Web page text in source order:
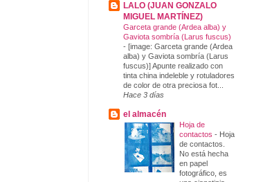
LALO (JUAN GONZALO
MIGUEL MARTÍNEZ)
Garceta grande (Ardea alba) y
Gaviota sombría (Larus fuscus)
- [image: Garceta grande (Ardea
alba) y Gaviota sombría (Larus
fuscus)] Apunte realizado con
tinta china indeleble y rotuladores
de color de otra preciosa fot...
Hace 3 días
el almacén
Hoja de
contactos - Hoja
de contactos.
No está hecha
en papel
fotográfico, es